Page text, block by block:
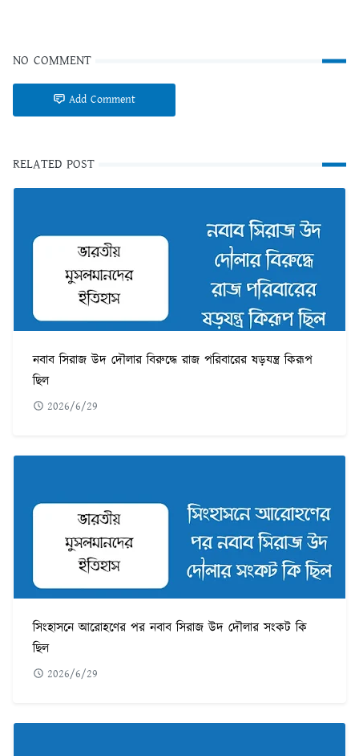
NO COMMENT
Add Comment
RELATED POST
নবাব সিরাজ উদ দৌলার বিরুদ্ধে রাজ পরিবারের ষড়যন্ত্র কিরূপ
ছিল
2026/6/29
সিংহাসনে আরোহণের পর নবাব সিরাজ উদ দৌলার সংকট কি
ছিল
2026/6/29